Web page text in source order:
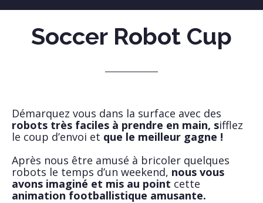
Soccer Robot Cup
Démarquez vous dans la surface avec des
robots très faciles à prendre en main, sifflez
le coup d’envoi et que le meilleur gagne !
Après nous être amusé à bricoler quelques
robots le temps d’un weekend, nous vous
avons imaginé et mis au point cette
animation footballistique amusante.